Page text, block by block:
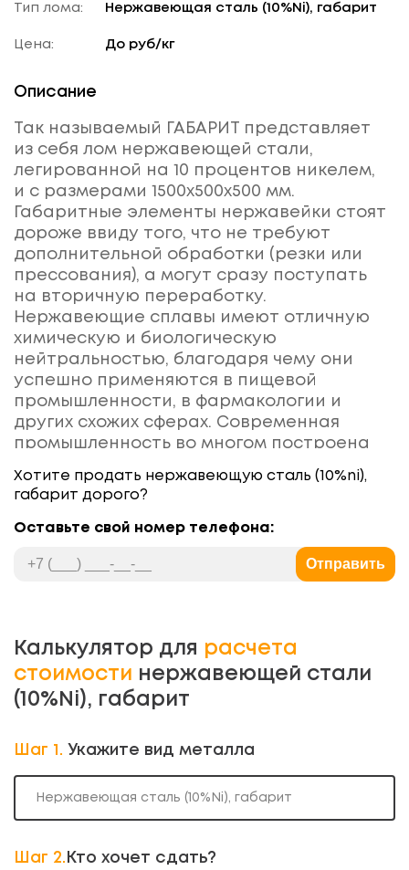
Тип лома: Нержавеющая сталь (10%Ni), габарит
Цена: До руб/кг
Описание
Так называемый ГАБАРИТ представляет
из себя лом нержавеющей стали,
легированной на 10 процентов никелем,
и с размерами 1500х500х500 мм.
Габаритные элементы нержавейки стоят
дороже ввиду того, что не требуют
дополнительной обработки (резки или
прессования), а могут сразу поступать
на вторичную переработку.
Нержавеющие сплавы имеют отличную
химическую и биологическую
нейтральностью, благодаря чему они
успешно применяются в пищевой
промышленности, в фармакологии и
других схожих сферах. Современная
промышленность во многом построена
низковольтными сетями. Трудно найти
область, где такие сплавы в том или
ином виде не используются. Наша
организация примет нержавеющую
сталь марки ГАБАРИТ по высоким ценам.
Хотите продать нержавеющую сталь (10%ni),
габарит дорого?
Оставьте свой номер телефона:
Отправить
Калькулятор для расчета
стоимости нержавеющей стали
(10%Ni), габарит
Шаг 1. Укажите вид металла
Нержавеющая сталь (10%Ni), габарит
Шаг 2. Кто хочет сдать?